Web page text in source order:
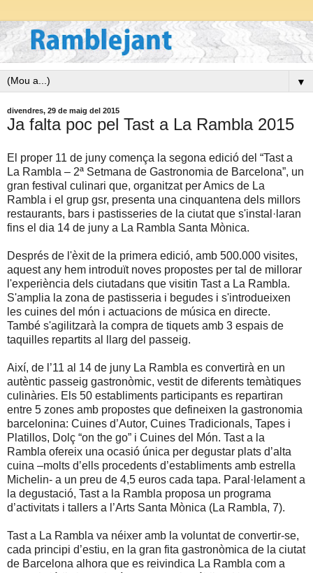
▼
divendres, 29 de maig del 2015
Ja falta poc pel Tast a La Rambla 2015
El proper 11 de juny comença la segona edició del “Tast a
La Rambla – 2ª Setmana de Gastronomia de Barcelona”, un
gran festival culinari que, organitzat per Amics de La
Rambla i el grup gsr, presenta una cinquantena dels millors
restaurants, bars i pastisseries de la ciutat que s'instal·laran
fins el dia 14 de juny a La Rambla Santa Mònica.
Després de l'èxit de la primera edició, amb 500.000 visites,
aquest any hem introduït noves propostes per tal de millorar
l'experiència dels ciutadans que visitin Tast a La Rambla.
S'amplia la zona de pastisseria i begudes i s'introdueixen
les cuines del món i actuacions de música en directe.
També s'agilitzarà la compra de tiquets amb 3 espais de
taquilles repartits al llarg del passeig.
Així, de l’11 al 14 de juny La Rambla es convertirà en un
autèntic passeig gastronòmic, vestit de diferents temàtiques
culinàries. Els 50 establiments participants es repartiran
entre 5 zones amb propostes que defineixen la gastronomia
barcelonina: Cuines d’Autor, Cuines Tradicionals, Tapes i
Platillos, Dolç “on the go” i Cuines del Món. Tast a la
Rambla ofereix una ocasió única per degustar plats d’alta
cuina –molts d’ells procedents d’establiments amb estrella
Michelin- a un preu de 4,5 euros cada tapa. Paral·lelament a
la degustació, Tast a la Rambla proposa un programa
d’activitats i tallers a l’Arts Santa Mònica (La Rambla, 7).
Tast a La Rambla va néixer amb la voluntat de convertir-se,
cada principi d’estiu, en la gran fita gastronòmica de la ciutat
de Barcelona alhora que es reivindica La Rambla com a